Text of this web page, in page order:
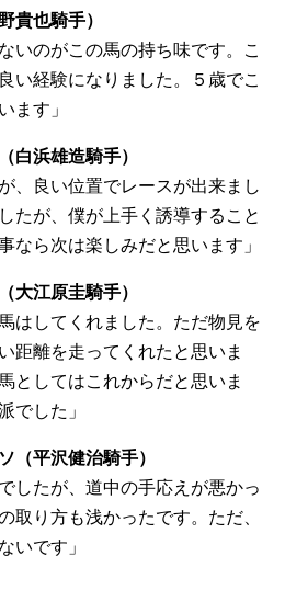
貴也騎手）
いのがこの馬の持ち味です。こ
い経験になりました。５歳でこ
ます」
白浜雄造騎手）
、良い位置でレースが出来まし
たが、僕が上手く誘導すること
なら次は楽しみだと思います」
大江原圭騎手）
はしてくれました。ただ物見を
距離を走ってくれたと思いま
としてはこれからだと思いま
でした」
（平沢健治騎手）
したが、道中の手応えが悪かっ
取り方も浅かったです。ただ、
いです」